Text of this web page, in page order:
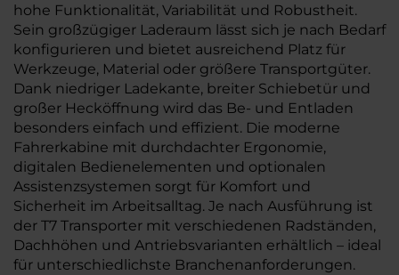
hohe Funktionalität, Variabilität und Robustheit.
Sein großzügiger Laderaum lässt sich je nach Bedarf
konfigurieren und bietet ausreichend Platz für
Werkzeuge, Material oder größere Transportgüter.
Dank niedriger Ladekante, breiter Schiebetür und
großer Hecköffnung wird das Be- und Entladen
besonders einfach und effizient. Die moderne
Fahrerkabine mit durchdachter Ergonomie,
digitalen Bedienelementen und optionalen
Assistenzsystemen sorgt für Komfort und
Sicherheit im Arbeitsalltag. Je nach Ausführung ist
der T7 Transporter mit verschiedenen Radständen,
Dachhöhen und Antriebsvarianten erhältlich – ideal
für unterschiedlichste Branchenanforderungen.